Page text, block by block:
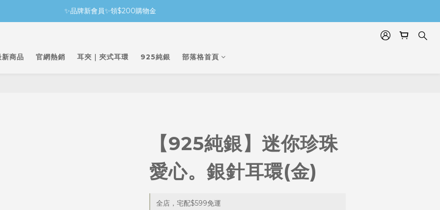
✨品牌新會員✨領$200購物金
新商品 官網熱銷 耳夾｜夾式耳環 925純銀 部落格首頁
【925純銀】迷你珍珠
愛心。銀針耳環(金)
全店，宅配$599免運